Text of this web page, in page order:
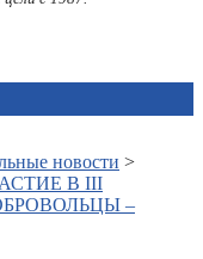
новости >
В III
–